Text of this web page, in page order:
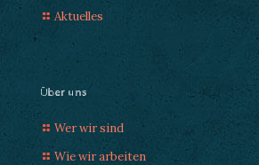
Aktuelles
Über uns
Wer wir sind
Wie wir arbeiten